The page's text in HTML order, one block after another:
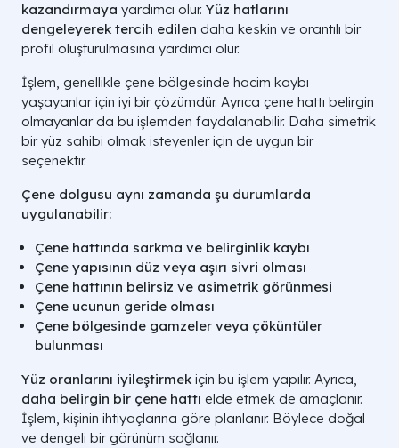
kazandırmaya yardımcı olur. Yüz hatlarını
dengeleyerek tercih edilen daha keskin ve orantılı bir
profil oluşturulmasına yardımcı olur.
İşlem, genellikle çene bölgesinde hacim kaybı
yaşayanlar için iyi bir çözümdür. Ayrıca çene hattı belirgin
olmayanlar da bu işlemden faydalanabilir. Daha simetrik
bir yüz sahibi olmak isteyenler için de uygun bir
seçenektir.
Çene dolgusu aynı zamanda şu durumlarda
uygulanabilir:
Çene hattında sarkma ve belirginlik kaybı
Çene yapısının düz veya aşırı sivri olması
Çene hattının belirsiz ve asimetrik görünmesi
Çene ucunun geride olması
Çene bölgesinde gamzeler veya çöküntüler
bulunması
Yüz oranlarını iyileştirmek için bu işlem yapılır. Ayrıca,
daha belirgin bir çene hattı elde etmek de amaçlanır.
İşlem, kişinin ihtiyaçlarına göre planlanır. Böylece doğal
ve dengeli bir görünüm sağlanır.